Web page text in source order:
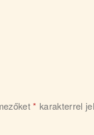
* karakterrel